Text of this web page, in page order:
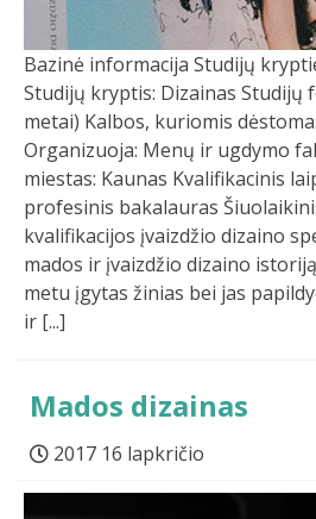
Bazinė informacija Studijų
Studijų kryptis: Dizainas Studijų
metai) Kalbos, kuriomis
Organizuoja: Menų ir ugdymo
miestas: Kaunas Kvalifikacinis
profesinis bakalauras
kvalifikacijos įvaizdžio dizaino
mados ir įvaizdžio dizaino
metu įgytas žinias bei jas
ir [...]
Mados dizainas
2017 16 lapkričio